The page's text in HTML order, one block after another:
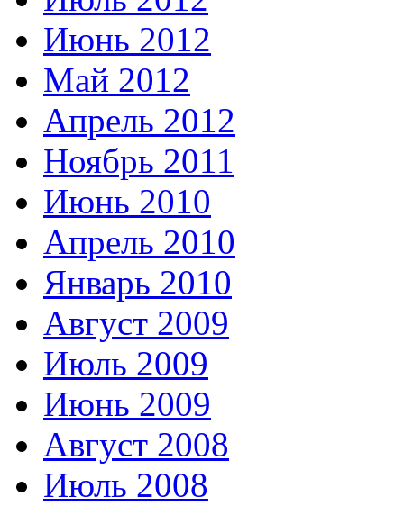
Июнь 2012
Май 2012
Апрель 2012
Ноябрь 2011
Июнь 2010
Апрель 2010
Январь 2010
Август 2009
Июль 2009
Июнь 2009
Август 2008
Июль 2008